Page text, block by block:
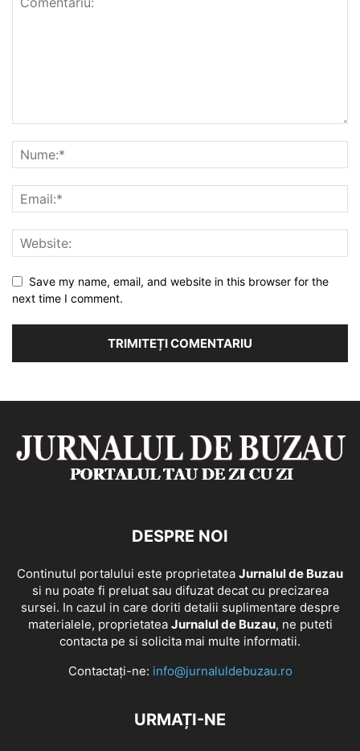
Save my name, email, and website in this browser for the
next time I comment.
DESPRE NOI
Continutul portalului este proprietatea Jurnalul de Buzau
si nu poate fi preluat sau difuzat decat cu precizarea
sursei. In cazul in care doriti detalii suplimentare despre
materialele, proprietatea Jurnalul de Buzau, ne puteti
contacta pe si solicita mai multe informatii.
Contactați-ne: info@jurnaluldebuzau.ro
URMAȚI-NE